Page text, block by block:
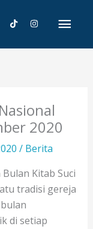
2020
/ Berita
Kitab Suci
tradisi gereja
di setiap